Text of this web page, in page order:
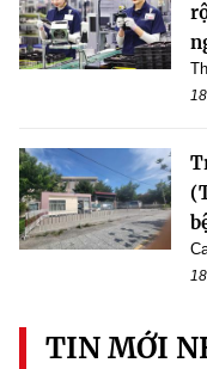
TIN MỚI